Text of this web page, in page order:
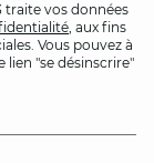
traite vos données
, aux fins
Vous pouvez à
"se désinscrire"